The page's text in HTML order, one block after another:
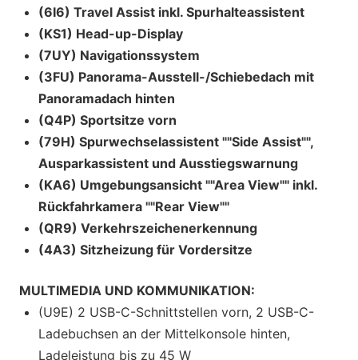
(6I6) Travel Assist inkl. Spurhalteassistent
(KS1) Head-up-Display
(7UY) Navigationssystem
(3FU) Panorama-Ausstell-/Schiebedach mit
Panoramadach hinten
(Q4P) Sportsitze vorn
(79H) Spurwechselassistent ""Side Assist"",
Ausparkassistent und Ausstiegswarnung
(KA6) Umgebungsansicht ""Area View"" inkl.
Rückfahrkamera ""Rear View""
(QR9) Verkehrszeichenerkennung
(4A3) Sitzheizung für Vordersitze
MULTIMEDIA UND KOMMUNIKATION:
(U9E) 2 USB-C-Schnittstellen vorn, 2 USB-C-
Ladebuchsen an der Mittelkonsole hinten,
Ladeleistung bis zu 45 W